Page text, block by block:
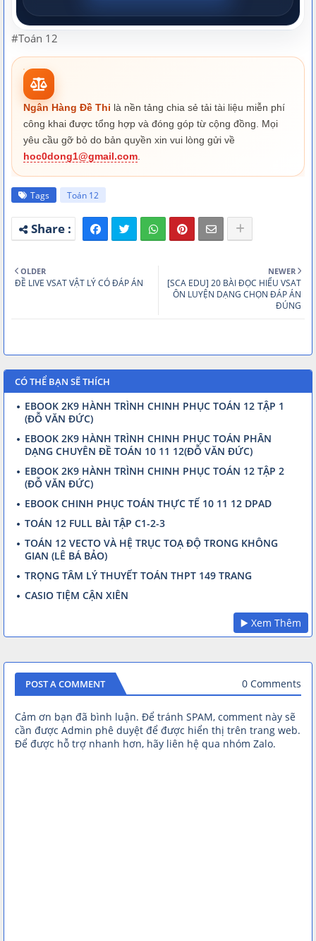
#Toán 12
Ngân Hàng Đề Thi là nền tảng chia sẻ tải tài liệu miễn phí
công khai được tổng hợp và đóng góp từ cộng đồng. Mọi
yêu cầu gỡ bỏ do bản quyền xin vui lòng gửi về
hoc0dong1@gmail.com
Tags Toán 12
NEWER
[SCA EDU] 20 BÀI ĐỌC HIỂU VSAT
ÔN LUYỆN DẠNG CHỌN ĐÁP ÁN
ĐÚNG
OLDER
ĐỀ LIVE VSAT VẬT LÝ CÓ ĐÁP ÁN
CÓ THỂ BẠN SẼ THÍCH
EBOOK 2K9 HÀNH TRÌNH CHINH PHỤC TOÁN 12 TẬP 1
(ĐỖ VĂN ĐỨC)
EBOOK 2K9 HÀNH TRÌNH CHINH PHỤC TOÁN PHÂN
DẠNG CHUYÊN ĐỀ TOÁN 10 11 12(ĐỖ VĂN ĐỨC)
EBOOK 2K9 HÀNH TRÌNH CHINH PHỤC TOÁN 12 TẬP 2
(ĐỖ VĂN ĐỨC)
EBOOK CHINH PHỤC TOÁN THỰC TẾ 10 11 12 DPAD
TOÁN 12 FULL BÀI TẬP C1-2-3
TOÁN 12 VECTO VÀ HỆ TRỤC TOẠ ĐỘ TRONG KHÔNG
GIAN (LÊ BÁ BẢO)
TRỌNG TÂM LÝ THUYẾT TOÁN THPT 149 TRANG
CASIO TIỆM CẬN XIÊN
▶️ Xem Thêm
POST A COMMENT 0 Comments
Cảm ơn bạn đã bình luận. Để tránh SPAM, comment này sẽ
cần được Admin phê duyệt để được hiển thị trên trang web.
Để được hỗ trợ nhanh hơn, hãy liên hệ qua nhóm Zalo.